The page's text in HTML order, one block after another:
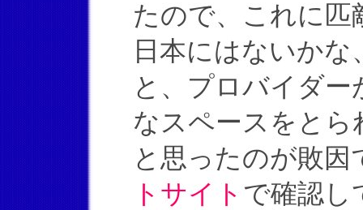
たので、これに匹
日本にはないか
と、プロバイダ
なスペースをと
と思ったのが敗
トサイト で確認し